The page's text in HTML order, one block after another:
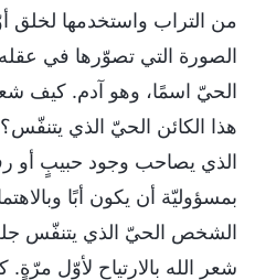
من التراب واستخدمها
الصورة التي تصوّرها في
الحيّ اسمًا، وهو آدم. كيف
هذا الكائن الحيّ الذي
الذي يصاحب وجود حبيبٍ أو
بمسؤوليّة أن يكون أبًا
الشخص الحيّ الذي يتنفّس
شعر الله بالارتياح لأوّل